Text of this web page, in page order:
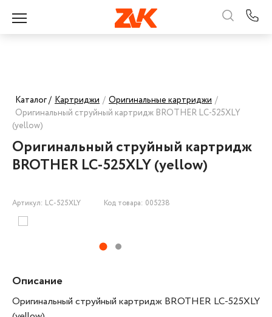
Каталог / Картриджи / Оригинальные картриджи /
Оригинальный струйный картридж BROTHER LC-525XLY
(yellow)
Оригинальный струйный картридж
BROTHER LC-525XLY (yellow)
Артикул: LC-525XLY Код товара: 005238
Описание
Оригинальный струйный картридж BROTHER LC-525XLY